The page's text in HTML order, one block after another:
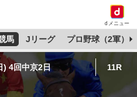
dメニュー
馬 Jリーグ プロ野球（2軍）
) 4回中京2日 11R